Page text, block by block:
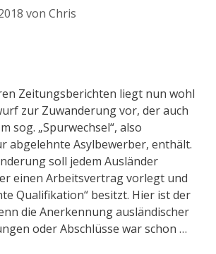
von Chris
Zeitungsberichten liegt nun wohl
zur Zuwanderung vor, der auch
sog. „Spurwechsel“, also
abgelehnte Asylbewerber, enthält.
soll jedem Ausländer
einen Arbeitsvertrag vorlegt und
Qualifikation“ besitzt. Hier ist der
die Anerkennung ausländischer
oder Abschlüsse war schon …